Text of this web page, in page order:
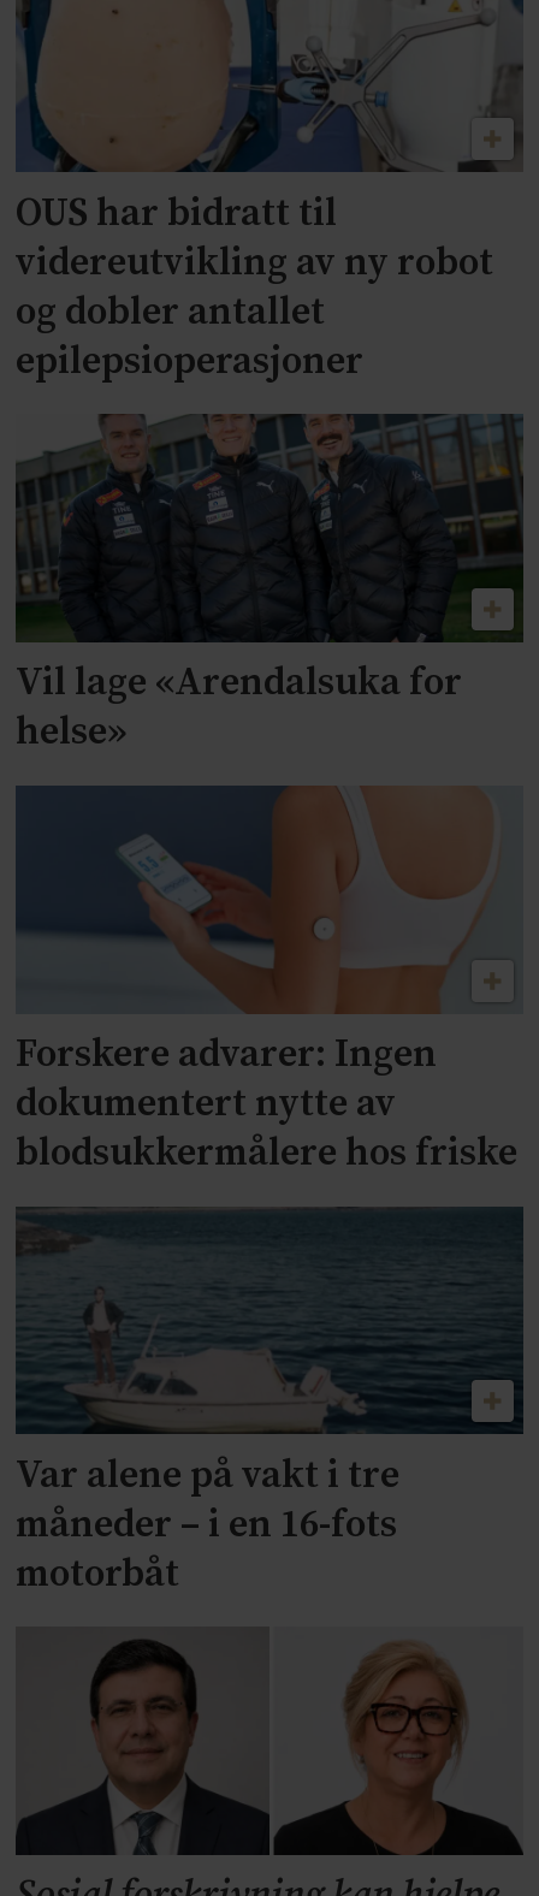
OUS har bidratt til
videreutvikling av ny robot
og dobler antallet
epilepsioperasjoner
Vil lage «Arendalsuka for
helse»
Forskere advarer: Ingen
dokumentert nytte av
blodsukkermålere hos friske
Var alene på vakt i tre
måneder – i en 16-fots
motorbåt